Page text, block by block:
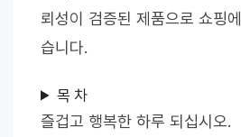
뢰성이 검증된 제품으로 쇼핑
습니다.
목 차
즐겁고 행복한 하루 되십시오.